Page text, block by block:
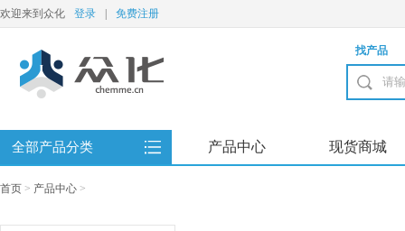
欢迎来到众化 登录 免费注册
找产品
全部产品分类 产品中心 现货商城
首页 > 产品中心 >